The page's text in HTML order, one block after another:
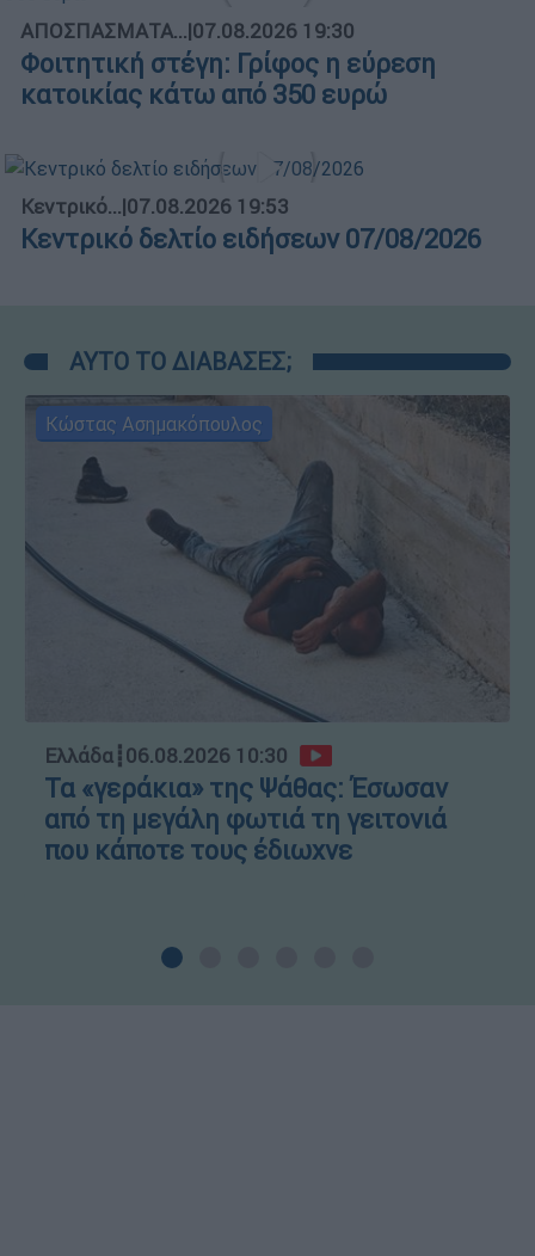
ΑΠΟΣΠΑΣΜΑΤΑ...|07.08.2026 19:30
Φοιτητική στέγη: Γρίφος η εύρεση
κατοικίας κάτω από 350 ευρώ
Κεντρικό...|07.08.2026 19:53
Κεντρικό δελτίο ειδήσεων 07/08/2026
ΑΥΤΟ ΤΟ ΔΙΑΒΑΣΕΣ;
Κώστας Ασημακόπουλος
Ελλάδα┋06.08.2026 10:30
Τα «γεράκια» της Ψάθας: Έσωσαν
από τη μεγάλη φωτιά τη γειτονιά
που κάποτε τους έδιωχνε